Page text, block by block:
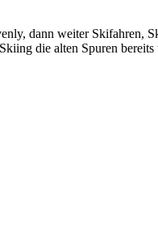
dann weiter Skifahren,
die alten Spuren